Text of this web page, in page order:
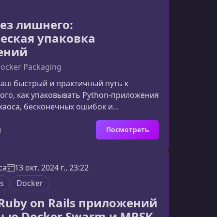
от теории к практике. Особ
лишнего:
упаковка
Packaging
быстрый и практичный путь к
как упаковывать Python‑приложения
бесконечных ошибок и
попыток «запустить хоть как‑то». Если
пор кажется помехой, здесь вы
превратить его в удобный рабочий
Python-разработчику разбираться
уже давно стал стандартом в
правильно упаковывать
для про
Посмотреть
13 окт. 2024 г., 23:22
Docker
on Rails приложений